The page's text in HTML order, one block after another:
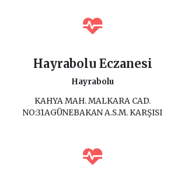
Hayrabolu Eczanesi
Hayrabolu
KAHYA MAH. MALKARA CAD.
NO:31AGÜNEBAKAN A.S.M. KARŞISI